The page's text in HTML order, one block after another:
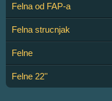
Felna od FAP-a
Felna strucnjak
Felne
Felne 22''